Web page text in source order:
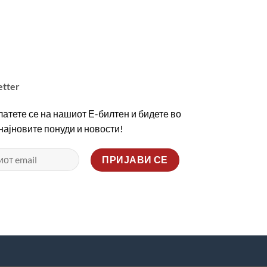
се на нашиот Е-билтен и бидете во
понуди и новости!